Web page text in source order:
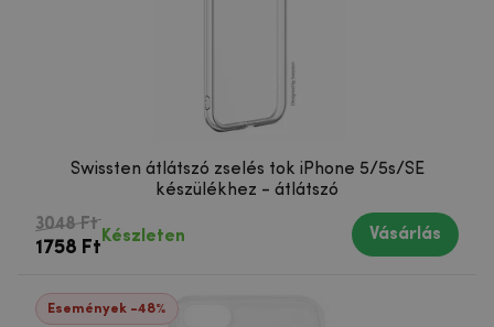
Swissten átlátszó zselés tok iPhone 5/5s/SE
készülékhez - átlátszó
3048 Ft
1758 Ft
Készleten Vásárlás
Események -48%